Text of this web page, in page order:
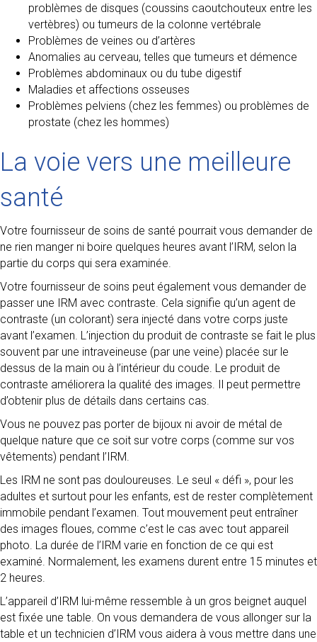
problèmes de disques (coussins caoutchouteux entre les
vertèbres) ou tumeurs de la colonne vertébrale
Problèmes de veines ou d’artères
Anomalies au cerveau, telles que tumeurs et démence
Problèmes abdominaux ou du tube digestif
Maladies et affections osseuses
Problèmes pelviens (chez les femmes) ou problèmes de
prostate (chez les hommes)
La voie vers une meilleure
santé
Votre fournisseur de soins de santé pourrait vous demander de
ne rien manger ni boire quelques heures avant l’IRM, selon la
partie du corps qui sera examinée.
Votre fournisseur de soins peut également vous demander de
passer une IRM avec contraste. Cela signifie qu’un agent de
contraste (un colorant) sera injecté dans votre corps juste
avant l’examen. L’injection du produit de contraste se fait le plus
souvent par une intraveineuse (par une veine) placée sur le
dessus de la main ou à l’intérieur du coude. Le produit de
contraste améliorera la qualité des images. Il peut permettre
d’obtenir plus de détails dans certains cas.
Vous ne pouvez pas porter de bijoux ni avoir de métal de
quelque nature que ce soit sur votre corps (comme sur vos
vêtements) pendant l’IRM.
Les IRM ne sont pas douloureuses. Le seul « défi », pour les
adultes et surtout pour les enfants, est de rester complètement
immobile pendant l’examen. Tout mouvement peut entraîner
des images floues, comme c’est le cas avec tout appareil
photo. La durée de l’IRM varie en fonction de ce qui est
examiné. Normalement, les examens durent entre 15 minutes et
2 heures.
L’appareil d’IRM lui-même ressemble à un gros beignet auquel
est fixée une table. On vous demandera de vous allonger sur la
table et un technicien d’IRM vous aidera à vous mettre dans une